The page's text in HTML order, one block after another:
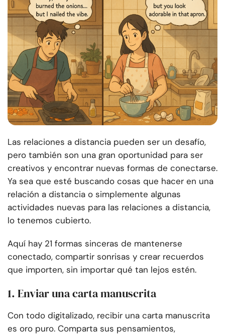
Las relaciones a distancia pueden ser un desafío,
pero también son una gran oportunidad para ser
creativos y encontrar nuevas formas de conectarse.
Ya sea que esté buscando cosas que hacer en una
relación a distancia o simplemente algunas
actividades nuevas para las relaciones a distancia,
lo tenemos cubierto.
Aquí hay 21 formas sinceras de mantenerse
conectado, compartir sonrisas y crear recuerdos
que importen, sin importar qué tan lejos estén.
1. Enviar una carta manuscrita
Con todo digitalizado, recibir una carta manuscrita
es oro puro. Comparta sus pensamientos,